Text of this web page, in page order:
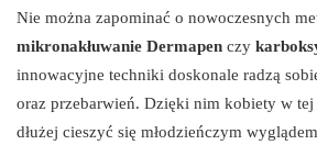
Nie można zapominać o nowoczesnych
mikronakłuwanie Dermapen czy
innowacyjne techniki doskonale radzą
oraz przebarwień. Dzięki nim kobiety w
dłużej cieszyć się młodzieńczym